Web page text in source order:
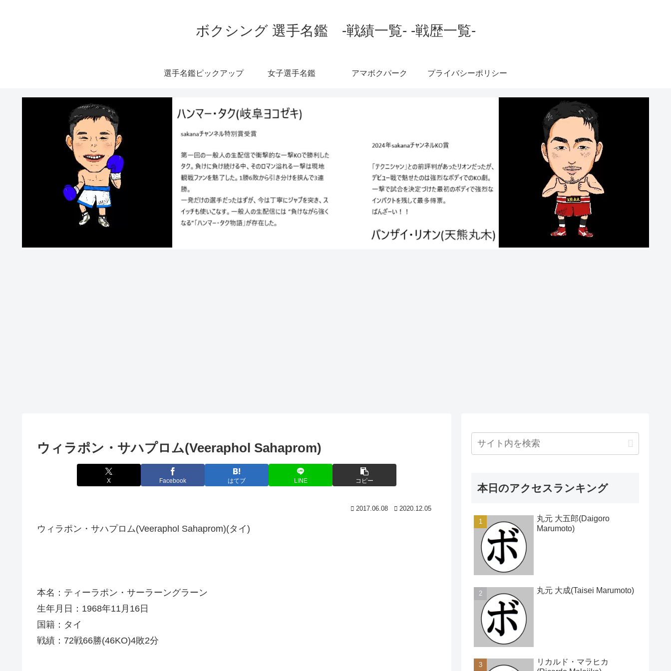
ボクシング 選手名鑑 -戦績一覧- -戦歴一覧-
選手名鑑ピックアップ 女子選手名鑑 アマボクパーク プライバシーポリシー
ウィラポン・サハプロム(Veeraphol Sahaprom)
X Facebook はてブ LINE コピー
2017.06.08 2020.12.05
ウィラポン・サハプロム(Veeraphol Sahaprom)(タイ)
本名：ティーラポン・サーラーングラーン
生年月日：1968年11月16日
国籍：タイ
戦績：72戦66勝(46KO)4敗2分
本日のアクセスランキング
丸元 大五郎(Daigoro
Marumoto)
丸元 大成(Taisei Marumoto)
リカルド・マラヒカ